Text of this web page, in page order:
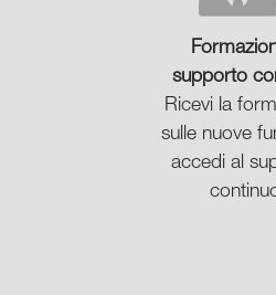
supporto
Ricevi la
sulle nuove
accedi al